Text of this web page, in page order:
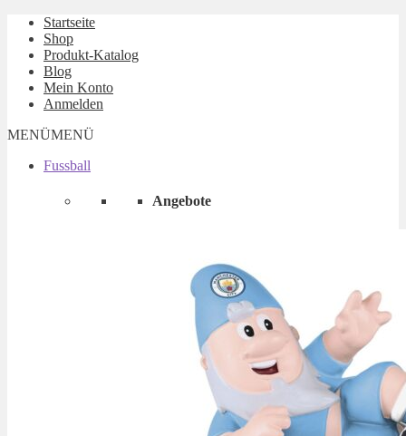
Startseite
Shop
Produkt-Katalog
Blog
Mein Konto
Anmelden
MENÜMENÜ
Fussball
Angebote